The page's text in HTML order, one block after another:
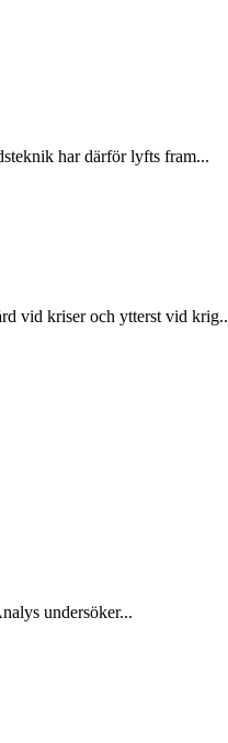
har därför lyfts fram...
vid kriser och ytterst vid
undersöker...